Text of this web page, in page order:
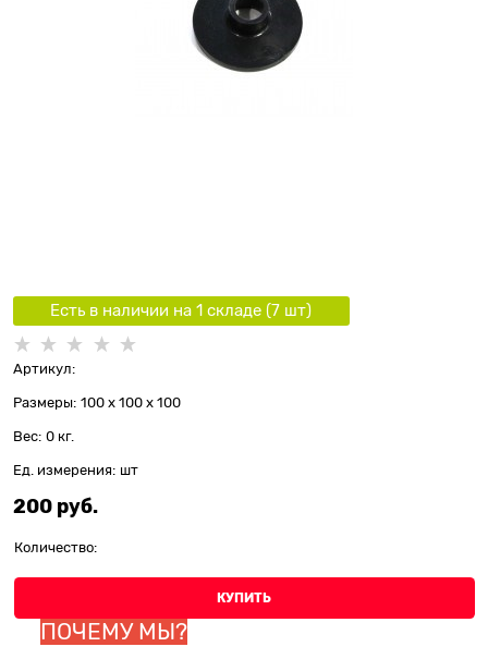
Есть в наличии на 1 складe (7 шт)
Артикул:
Размеры: 100 x 100 x 100
Вес: 0 кг.
Ед. измерения: шт
200 руб.
Количество:
КУПИТЬ
ПОЧЕМУ МЫ?